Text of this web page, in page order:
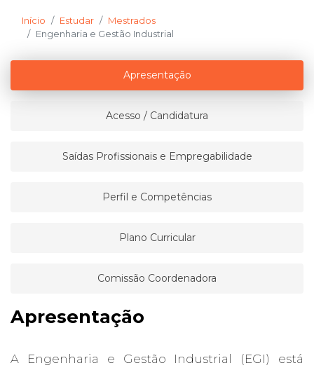
Início Estudar
Mestrados
Engenharia e Gestão Industrial
Apresentação
Acesso / Candidatura
Saídas Profissionais e Empregabilidade
Perfil e Competências
Plano Curricular
Comissão Coordenadora
Apresentação
A Engenharia e Gestão Industrial (EGI) está